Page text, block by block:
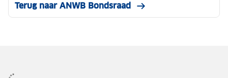
Terug naar ANWB Bondsraad